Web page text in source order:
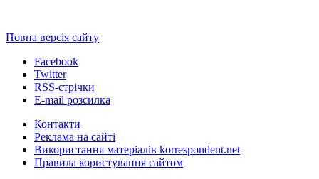
Повна версія сайту
Facebook
Twitter
RSS-стрічки
E-mail розсилка
Контакти
Реклама на сайті
Використання матеріалів korrespondent.net
Правила користування сайтом